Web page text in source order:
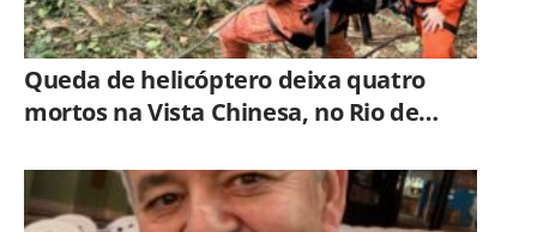
Queda de helicóptero deixa quatro
mortos na Vista Chinesa, no Rio de